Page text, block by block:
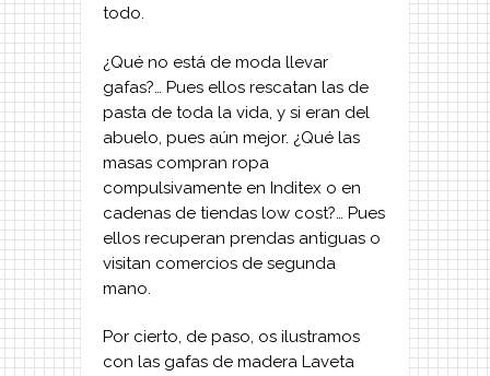
todo.
¿Qué no está de moda llevar
gafas?… Pues ellos rescatan las de
pasta de toda la vida, y si eran del
abuelo, pues aún mejor. ¿Qué las
masas compran ropa
compulsivamente en Inditex o en
cadenas de tiendas low cost?… Pues
ellos recuperan prendas antiguas o
visitan comercios de segunda
mano.
Por cierto, de paso, os ilustramos
con las gafas de madera Laveta